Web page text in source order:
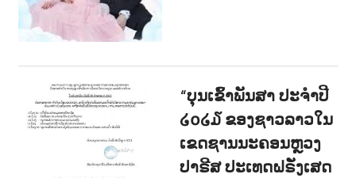
“ບຸນເຂົ້າພັນສາ ປະຈຳປີ
໒໐໒໓ ຂອງຊາວລາວໃນ
ເຂດຊານນະຄອນຫຼວງ
ປາຣີສ ປະເທດຝຣັ່ງເສດ